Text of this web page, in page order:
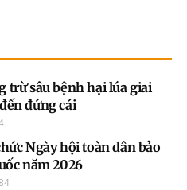
trừ sâu bệnh hại lúa giai
đứng cái
Ngày hội toàn dân bảo
năm 2026